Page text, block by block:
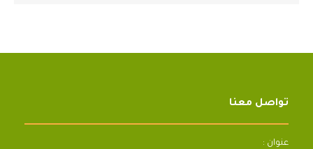
تواصل معنا
عنوان :